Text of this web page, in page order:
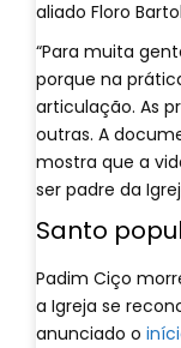
aliado Floro
“Para muita
porque na
articulação. As
outras. A
mostra que a
ser padre da
Santo
Padim Ciço
a Igreja se
anunciado o